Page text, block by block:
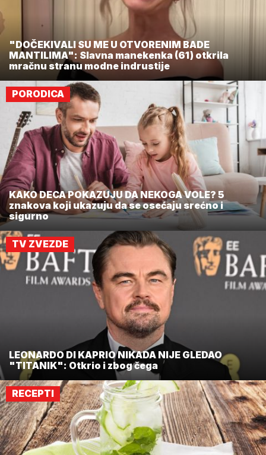
"DOČEKIVALI SU ME U OTVORENIM BADE
MANTILIMA": Slavna manekenka (61) otkrila
mračnu stranu modne indrustije
PORODICA
KAKO DECA POKAZUJU DA NEKOGA VOLE? 5
znakova koji ukazuju da se osećaju srećno i
sigurno
TV ZVEZDE
LEONARDO DI KAPRIO NIKADA NIJE GLEDAO
"TITANIK": Otkrio i zbog čega
RECEPTI